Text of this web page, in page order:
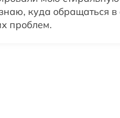
куда обращаться в
проблем.